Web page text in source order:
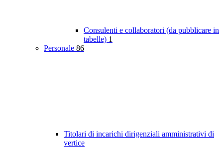
Consulenti e collaboratori (da pubblicare in
tabelle) 1
Personale 86
Titolari di incarichi dirigenziali amministrativi di
vertice